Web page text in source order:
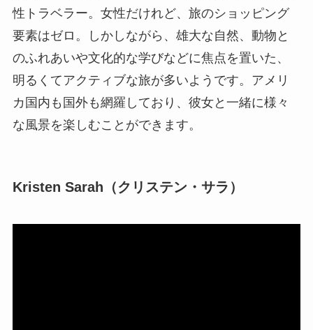
性トラベラー。女性だけれど、旅のショッピング
要素はゼロ。しかしながら、雄大な自然、動物と
のふれあいや文化的な学びなどに焦点を置いた、
明るくてアクティブな旅が多いようです。アメリ
カ国内も国外も網羅しており、彼女と一緒に様々
な風景を楽しむことができます。
Kristen Sarah（クリステン・サラ）